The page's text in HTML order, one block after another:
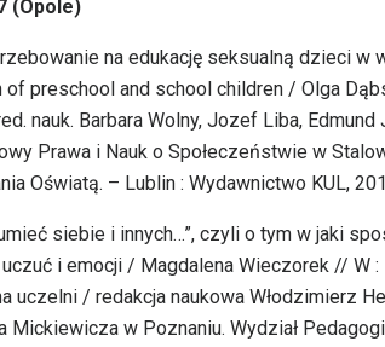
(Opole)
na edukację seksualną dzieci w
of preschool and school children / Olga
nauk. Barbara Wolny, Jozef Liba,
Prawa i Nauk o Społeczeństwie w
Oświatą. – Lublin : Wydawnictwo KUL,
siebie i innych…”, czyli o tym w jaki
i emocji / Magdalena Wieczorek // W
uczelni / redakcja naukowa Włodzimierz
Mickiewicza w Poznaniu. Wydział